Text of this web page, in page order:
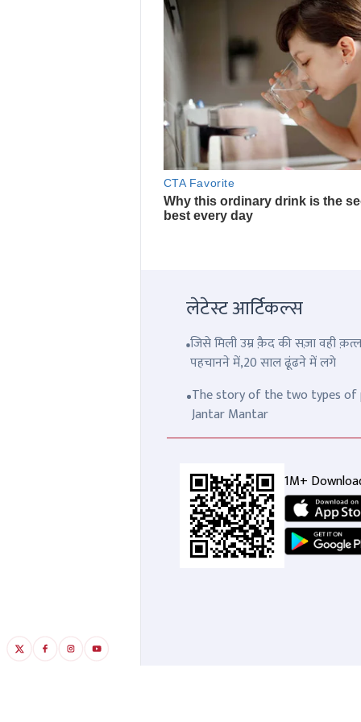
लेटेस्ट आर्टिकल्स
जिसे मिली उम्र क़ैद की सज़ा वही
पहचानने में,20 साल ढूंढने में लगे
The story of the two types of
Jantar Mantar
1M+